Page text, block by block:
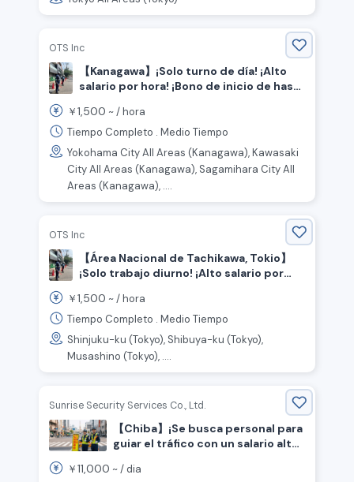
OTS Inc
【Kanagawa】¡Solo turno de día! ¡Alto
salario por hora! ¡Bono de inicio de hasta
￥1,500 ~ /hora
Tiempo Completo . Medio Tiempo
Yokohama City All Areas (Kanagawa), Kawasaki
City All Areas (Kanagawa), Sagamihara City All
Areas (Kanagawa), ....
OTS Inc
【Área Nacional de Tachikawa, Tokio】
¡Solo trabajo diurno! ¡Alto salario por
inicio! ¡Trabajo de seguridad!
￥1,500 ~ /hora
Tiempo Completo . Medio Tiempo
Shinjuku-ku (Tokyo), Shibuya-ku (Tokyo),
Musashino (Tokyo), ....
Sunrise Security Services Co., Ltd.
【Chiba】¡Se busca personal para
guiar el tráfico con un salario alto
￥11,000 ~ /dia